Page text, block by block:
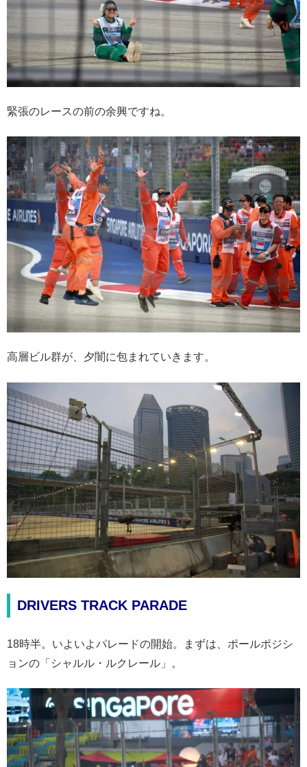
緊張のレースの前の余興ですね。
高層ビル群が、夕闇に包まれていきます。
DRIVERS TRACK PARADE
18時半。いよいよパレードの開始。まずは、ポールポジシ
ョンの「シャルル・ルクレール」。